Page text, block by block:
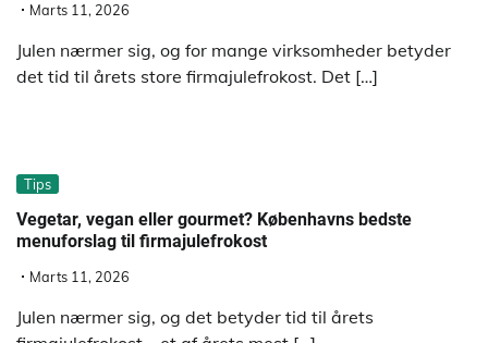
Marts 11, 2026
Julen nærmer sig, og for mange virksomheder betyder
det tid til årets store firmajulefrokost. Det […]
Tips
Vegetar, vegan eller gourmet? Københavns bedste
menuforslag til firmajulefrokost
Marts 11, 2026
Julen nærmer sig, og det betyder tid til årets